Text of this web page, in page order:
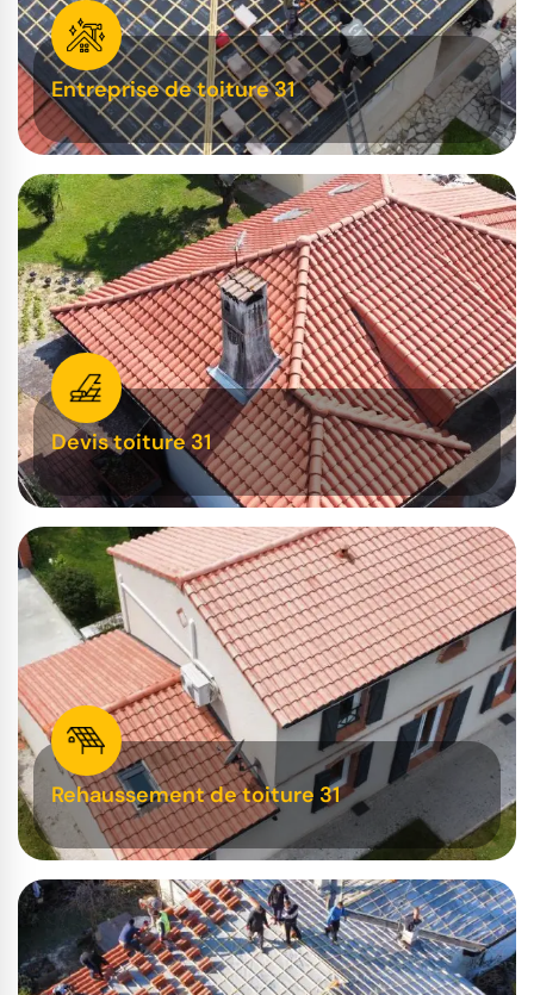
Entreprise de toiture 31
Devis toiture 31
Rehaussement de toiture 31